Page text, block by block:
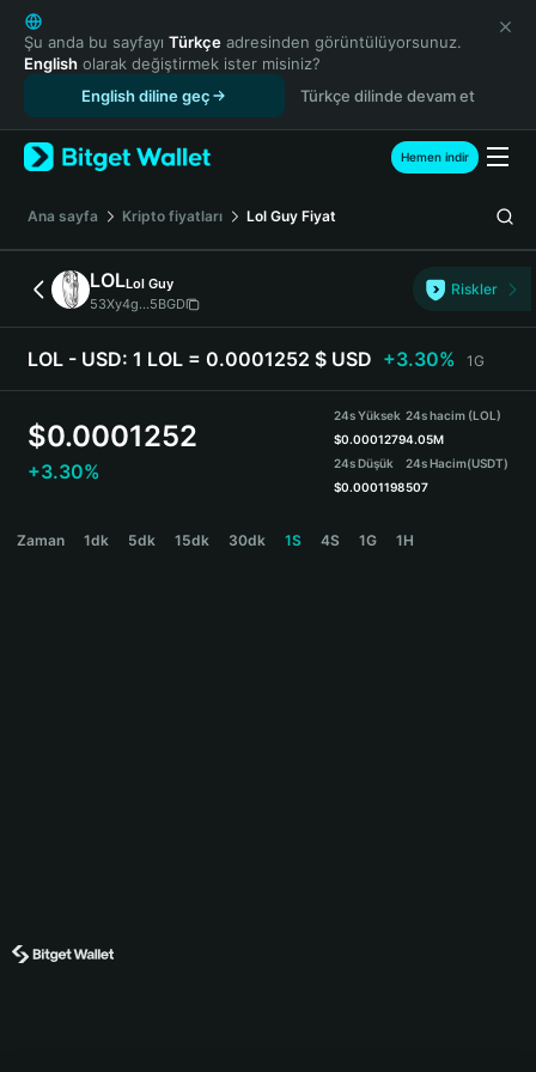
English
日本語
Tiếng Việt
Español (Latinoamérica)
Türkçe
Français
Deutsch
简体中文
繁體中文
Português (Portugal)
Bahasa Indonesia
ภาษาไทย
Español
Español (Argentina)
Şu anda bu sayfayı Türkçe adresinden görüntülüyorsunuz.
English olarak değiştirmek ister misiniz?
English diline geç
Türkçe dilinde devam et
Hemen indir
Ana sayfa Kripto fiyatları Lol Guy Fiyat
LOLLol Guy
53Xy4g...5BGD
Riskler
LOL - USD: 1 LOL = 0.0001252 $ USD +3.30% 1G
$0.0001252
+3.30%
24s Yüksek
$0.0001279
24s Düşük
$0.0001198
24s hacim (LOL)
4.05M
24s Hacim(USDT)
507
Zaman 1dk 5dk 15dk 30dk 1S 4S 1G 1H